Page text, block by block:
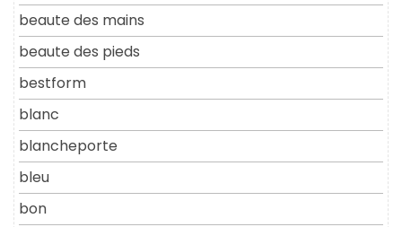
beaute des mains
beaute des pieds
bestform
blanc
blancheporte
bleu
bon